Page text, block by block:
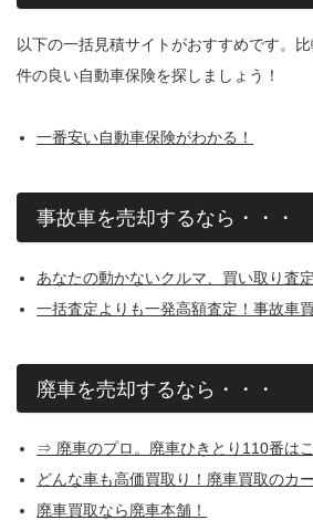
以下の一括見積サイトがおすすめです。
件の良い自動車保険を探しましょう！
一番安い自動車保険がわかる！
事故車を売却するなら・・・
あなたの動かないクルマ、買い取り査
一括査定よりも一発高額査定！事故車
廃車を売却するなら・・・
⇒ 廃車のプロ。廃車ひきとり110番はこ
どんな車も高価買取り！廃車買取のカ
廃車買取なら廃車本舗！